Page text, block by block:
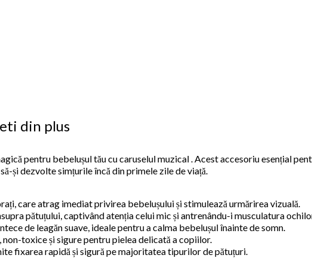
din plus
pentru bebelușul tău cu caruselul muzical . Acest accesoriu esențial
și dezvolte simțurile încă din primele zile de viață.
care atrag imediat privirea bebelușului și stimulează urmărirea vizuală.
pătuțului, captivând atenția celui mic și antrenându-i musculatura
de leagăn suave, ideale pentru a calma bebelușul înainte de somn.
toxice și sigure pentru pielea delicată a copiilor.
fixarea rapidă și sigură pe majoritatea tipurilor de pătuțuri.